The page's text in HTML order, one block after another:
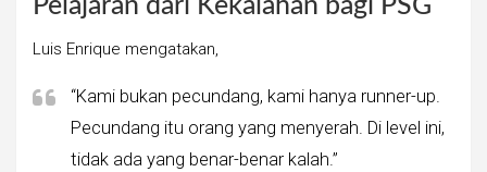
Pelajaran dari Kekalahan bagi PSG
Luis Enrique mengatakan,
“Kami bukan pecundang, kami hanya runner-up.
Pecundang itu orang yang menyerah. Di level ini,
tidak ada yang benar-benar kalah.”